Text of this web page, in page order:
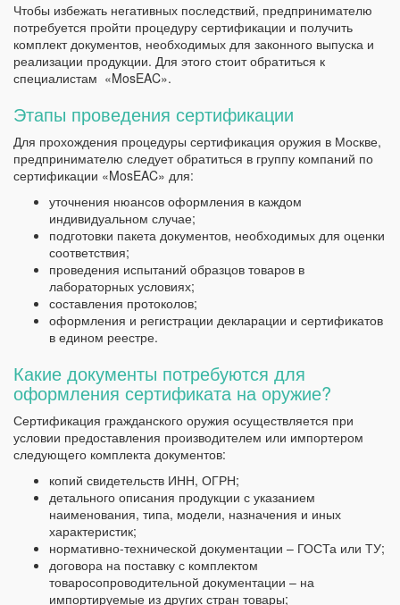
Чтобы избежать негативных последствий, предпринимателю
потребуется пройти процедуру сертификации и получить
комплект документов, необходимых для законного выпуска и
реализации продукции. Для этого стоит обратиться к
специалистам «MosEAC».
Этапы проведения сертификации
Для прохождения процедуры сертификация оружия в Москве,
предпринимателю следует обратиться в группу компаний по
сертификации «MosEAC» для:
уточнения нюансов оформления в каждом
индивидуальном случае;
подготовки пакета документов, необходимых для оценки
соответствия;
проведения испытаний образцов товаров в
лабораторных условиях;
составления протоколов;
оформления и регистрации декларации и сертификатов
в едином реестре.
Какие документы потребуются для
оформления сертификата на оружие?
Сертификация гражданского оружия осуществляется при
условии предоставления производителем или импортером
следующего комплекта документов:
копий свидетельств ИНН, ОГРН;
детального описания продукции с указанием
наименования, типа, модели, назначения и иных
характеристик;
нормативно-технической документации – ГОСТа или ТУ;
договора на поставку с комплектом
товаросопроводительной документации – на
импортируемые из других стран товары;